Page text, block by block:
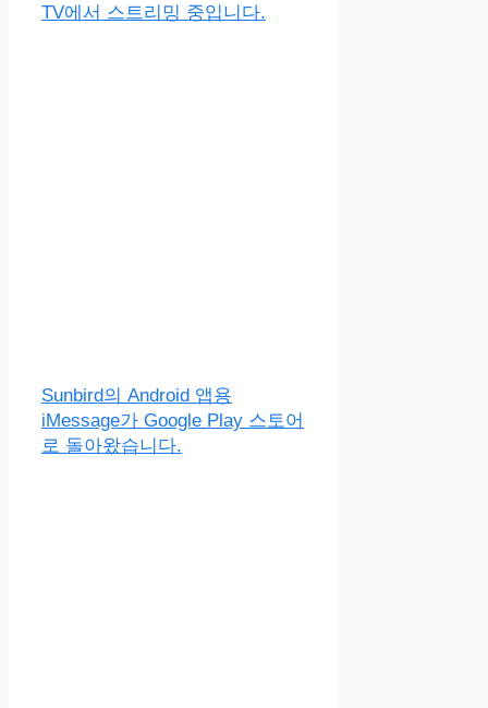
TV에서 스트리밍 중입니다.
Sunbird의 Android 앱용
iMessage가 Google Play 스토어
로 돌아왔습니다.